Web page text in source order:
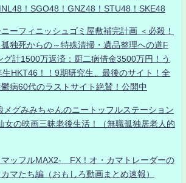
！SGO48！GNZ48！STU48！SKE48
ーフィニッシュゴミ屋敷補完計画 ＜必殺！
独死からの～特殊清掃・遺品整理への道F
グ計1500万返済：厨二病借金3500万円！う
HKT46！！9期研究生、最後のサイト！全
病60代のラストサイト絶賛！公開中
メグみみちゃんのニートッフルステーション
女の映画三昧老後生活！（無職孤独居老人的
マッフルMAX2- FX！オ・カマトレーダーの
マたち編（おもしろ動画まとめ速報）